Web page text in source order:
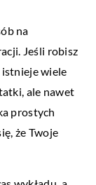
na
Jeśli robisz
wiele
ale nawet
prostych
że Twoje